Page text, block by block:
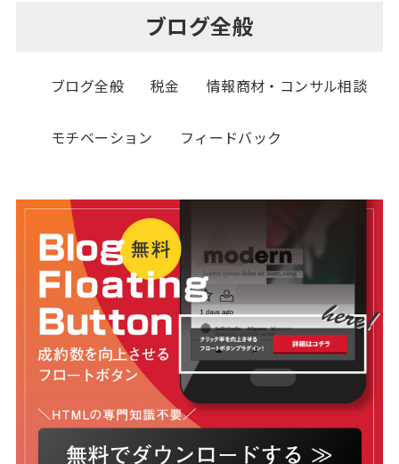
ブログ全般
ブログ全般 税金 情報商材・コンサル相談
モチベーション フィードバック